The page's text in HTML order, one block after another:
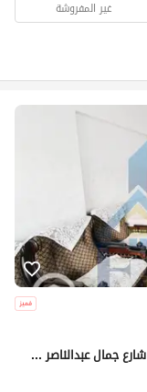
غير المفروشة
شقة مرخصة 125 متر فى فيكتوريا أول نمرة من شارع جمال عبدالناصر _ 2,500,000 كاش